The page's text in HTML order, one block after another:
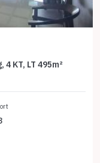
KT, LT 495m²